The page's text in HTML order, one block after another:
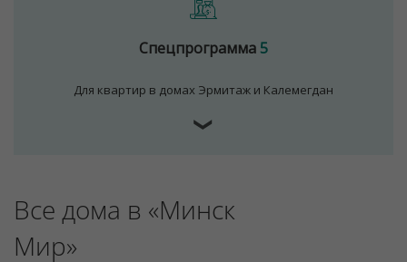
Спецпрограмма5
Для квартир в домах Эрмитаж и Калемегдан
❯
Все дома в «Минск
Мир»